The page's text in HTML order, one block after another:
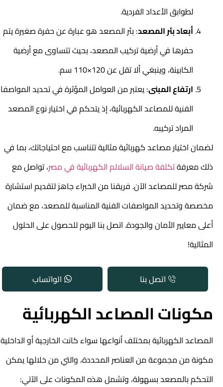
لطوابق الأعداد الفردية.
أبعاد بئر المصعد: بئر المصعد هو عبارة عن حفرة صغيرة يتم
حفرها في أرضية تركيب المصعد، بحيث تتساوى مع أرضية
الكابينة، وينبغي ألا تقل عن 120×110 سم.
ارتفاع المبنى: يعتبر من العوامل المؤثرة في تحديد المواصفات
الفنية للمصاعد الكهربائية، إذ يتحكم في اختيار نوع المصعد
المراد تركيبه.
لضمان اختيارمصاعد كهربائيةمثالية تتناسب مع احتياجاتك، بما في
ذلك معرفةتكلفة صيانة السلالم الكهربائية في مصر، تواصل مع
شركة مصر للمصاعد الآن. فريقنا من الخبراء جاهز لتقديم استشارة
مخصصة وتحديد المواصفات الفنية المناسبة للمصعد، مع ضمان
أعلى معايير الأمان والجودة. اتصل بنا اليوم للحصول على الحلول
المثالية!
اتصل بنا الواتساب
مكونات المصاعد الكهربائية
المصاعد الكهربائية بمختلف أنواعها سواء كانت الخارجية أو الداخلية
مكونة من مجموعة من العناصر المحددة، والتي من خلالها يمكن
التحكم بالمصعد بسهولة، وتشمل هذه المكونات على الآتي: